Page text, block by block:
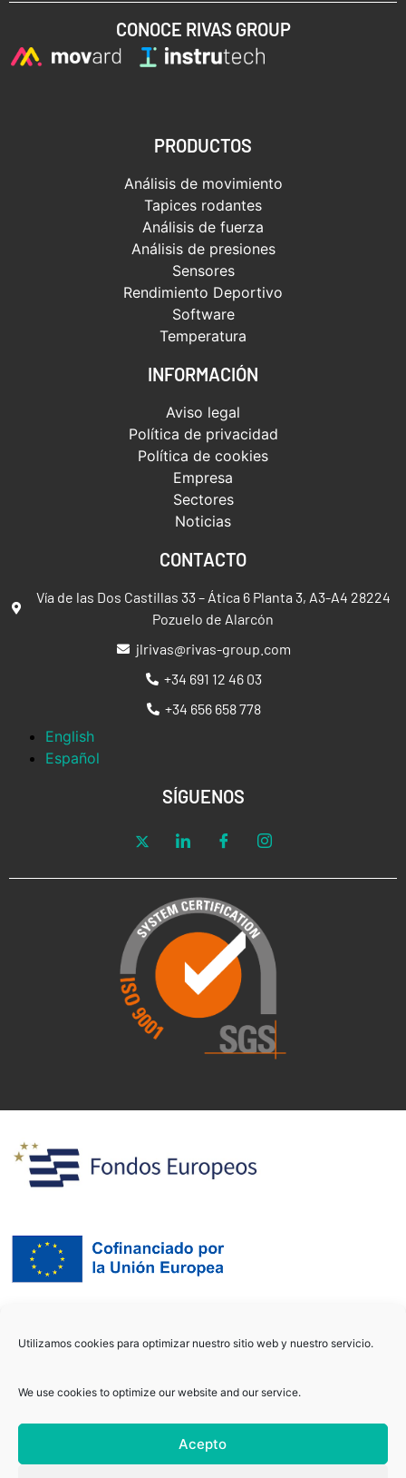
Utilizamos cookies para optimizar nuestro sitio web y nuestro servicio.
We use cookies to optimize our website and our service.
Acepto
CONOCE RIVAS GROUP
PRODUCTOS
Análisis de movimiento
Tapices rodantes
Análisis de fuerza
Análisis de presiones
Sensores
Rendimiento Deportivo
Software
Temperatura
INFORMACIÓN
Aviso legal
Política de privacidad
Política de cookies
Empresa
Sectores
Noticias
CONTACTO
Vía de las Dos Castillas 33 – Ática 6 Planta 3, A3-A4 28224
Pozuelo de Alarcón
jlrivas@rivas-group.com
+34 691 12 46 03
+34 656 658 778
English
Español
SÍGUENOS